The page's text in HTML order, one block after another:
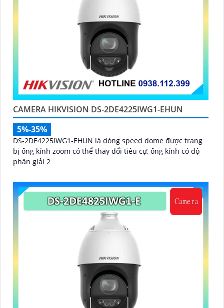
CAMERA HIKVISION DS-2DE4225IWG1-EHUN
5%-35%
DS-2DE4225IWG1-EHUN là dòng speed dome được trang
bị ống kính zoom có thể thay đổi tiêu cự, ống kính có độ
phân giải 2